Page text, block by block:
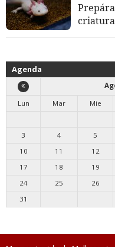
Agenda
Lun
Mar Mie
3
4 5
10
11 12
17
18 19
24
25 26
31